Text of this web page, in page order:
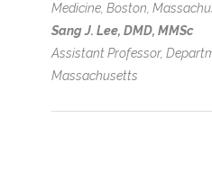
Medicine, Boston,
Sang J. Lee, DMD, MMSc
Assistant Professor,
Massachusetts